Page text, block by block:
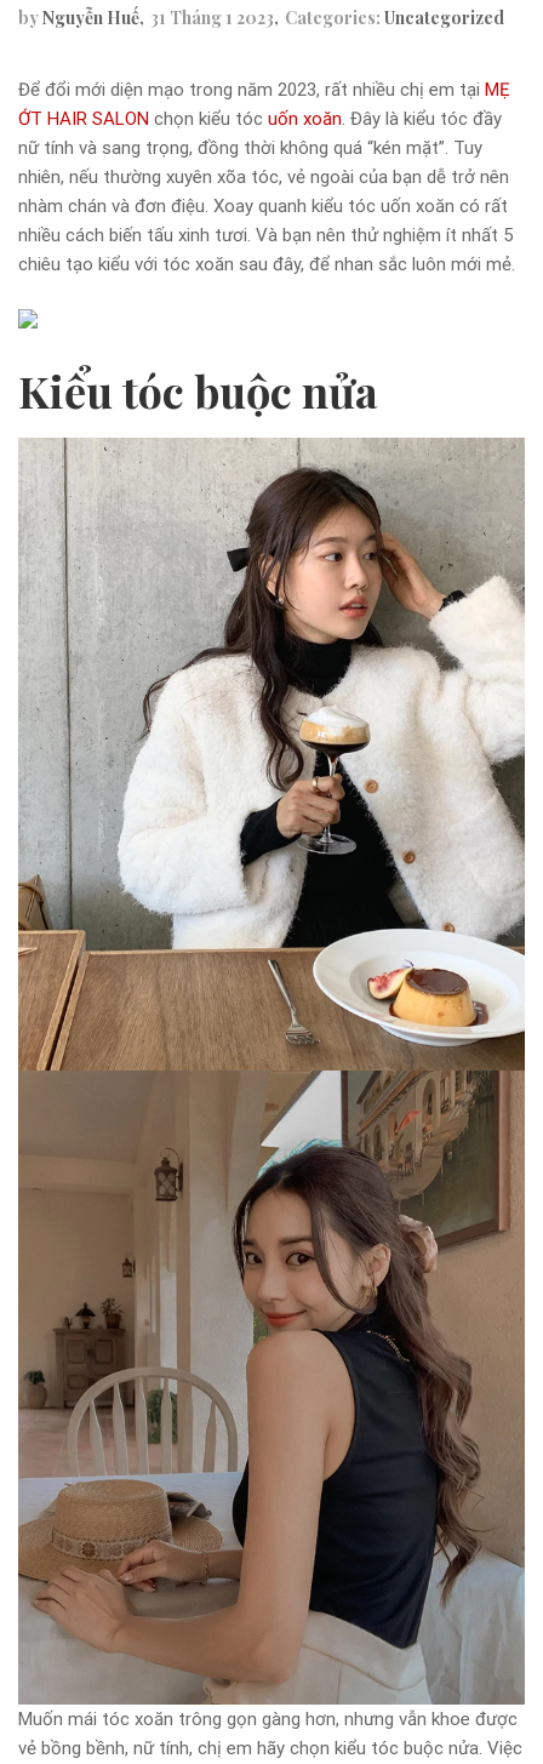
byNguyễn Huế 31 Tháng 1 2023 Categories: Uncategorized
Để đổi mới diện mạo trong năm 2023, rất nhiều chị em tại MẸ
ỚT HAIR SALON chọn kiểu tóc uốn xoăn. Đây là kiểu tóc đầy
nữ tính và sang trọng, đồng thời không quá “kén mặt”. Tuy
nhiên, nếu thường xuyên xõa tóc, vẻ ngoài của bạn dễ trở nên
nhàm chán và đơn điệu. Xoay quanh kiểu tóc uốn xoăn có rất
nhiều cách biến tấu xinh tươi. Và bạn nên thử nghiệm ít nhất 5
chiêu tạo kiểu với tóc xoăn sau đây, để nhan sắc luôn mới mẻ.
Kiểu tóc buộc nửa
Muốn mái tóc xoăn trông gọn gàng hơn, nhưng vẫn khoe được
vẻ bồng bềnh, nữ tính, chị em hãy chọn kiểu tóc buộc nửa. Việc